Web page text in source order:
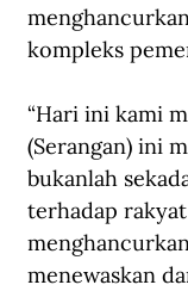
kompleks
“Hari ini kami
(Serangan) ini
bukanlah
terhadap
menewaskan